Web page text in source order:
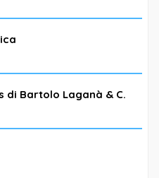
di Bartolo Laganà & C.